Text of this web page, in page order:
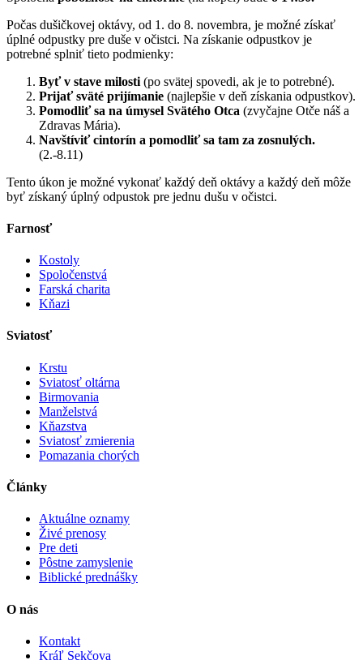
Počas dušičkovej oktávy, od 1. do 8. novembra, je možné získať
úplné odpustky pre duše v očistci. Na získanie odpustkov je
potrebné splniť tieto podmienky:
Byť v stave milosti (po svätej spovedi, ak je to potrebné).
Prijať sväté prijímanie (najlepšie v deň získania odpustkov).
Pomodliť sa na úmysel Svätého Otca (zvyčajne Otče náš a
Zdravas Mária).
Navštíviť cintorín a pomodliť sa tam za zosnulých.
(2.-8.11)
Tento úkon je možné vykonať každý deň oktávy a každý deň môže
byť získaný úplný odpustok pre jednu dušu v očistci.
Farnosť
Kostoly
Spoločenstvá
Farská charita
Kňazi
Sviatosť
Krstu
Sviatosť oltárna
Birmovania
Manželstvá
Kňazstva
Sviatosť zmierenia
Pomazania chorých
Články
Aktuálne oznamy
Živé prenosy
Pre deti
Pôstne zamyslenie
Biblické prednášky
O nás
Kontakt
Kráľ Sekčova